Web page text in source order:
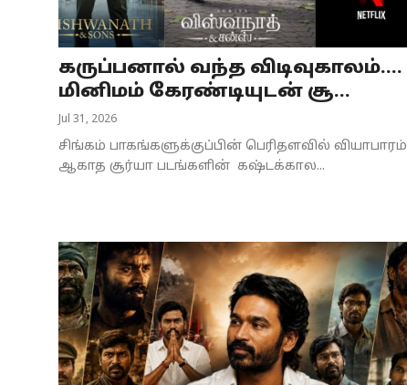
கருப்பனால் வந்த விடிவுகாலம்....
மினிமம் கேரண்டியுடன் சூ...
Jul 31, 2026
சிங்கம் பாகங்களுக்குப்பின் பெரிதளவில் வியாபாரம்
ஆகாத சூர்யா படங்களின் கஷ்டக்கால...